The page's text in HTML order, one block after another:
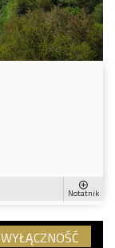
Notatnik